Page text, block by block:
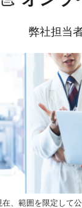
弊社担当
、範囲を限定して公